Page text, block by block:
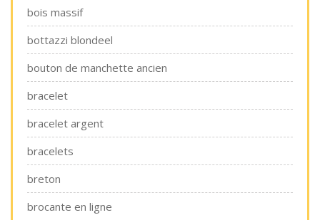
bois massif
bottazzi blondeel
bouton de manchette ancien
bracelet
bracelet argent
bracelets
breton
brocante en ligne